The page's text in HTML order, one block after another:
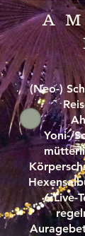
A
(Neo-)
Yoni-/
6 Live-